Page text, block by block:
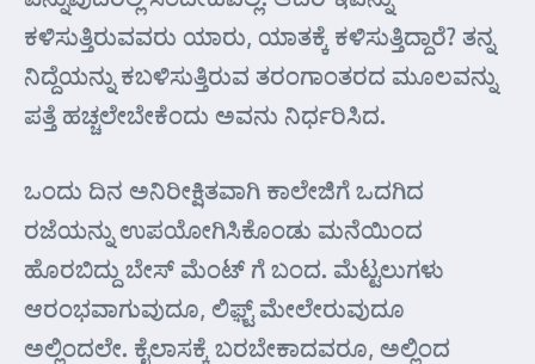
ಕಳಿಸುತ್ತಿರುವವರು ಯಾರು, ಯಾತಕ್ಕೆ ಕಳಿಸುತ್ತಿದ್ದಾರೆ? ತನ್ನ
ನಿದ್ದೆಯನ್ನು ಕಬಳಿಸುತ್ತಿರುವ ತರಂಗಾಂತರದ ಮೂಲವನ್ನು
ಪತ್ತೆ ಹಚ್ಚಲೇಬೇಕೆಂದು ಅವನು ನಿರ್ಧರಿಸಿದ.
ಒಂದು ದಿನ ಅನಿರೀಕ್ಷಿತವಾಗಿ ಕಾಲೇಜಿಗೆ ಒದಗಿದ
ರಜೆಯನ್ನು ಉಪಯೋಗಿಸಿಕೊಂಡು ಮನೆಯಿಂದ
ಹೊರಬಿದ್ದು ಬೇಸ್ ಮೆಂಟ್ ಗೆ ಬಂದ. ಮೆಟ್ಟಲುಗಳು
ಆರಂಭವಾಗುವುದೂ, ಲಿಫ಼್ಟ್ ಮೇಲೇರುವುದೂ
ಅಲ್ಲಿಂದಲೇ. ಕೈಲಾಸಕ್ಕೆ ಬರಬೇಕಾದವರೂ, ಅಲ್ಲಿಂದ